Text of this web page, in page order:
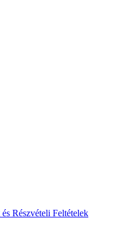
Részvételi Feltételek